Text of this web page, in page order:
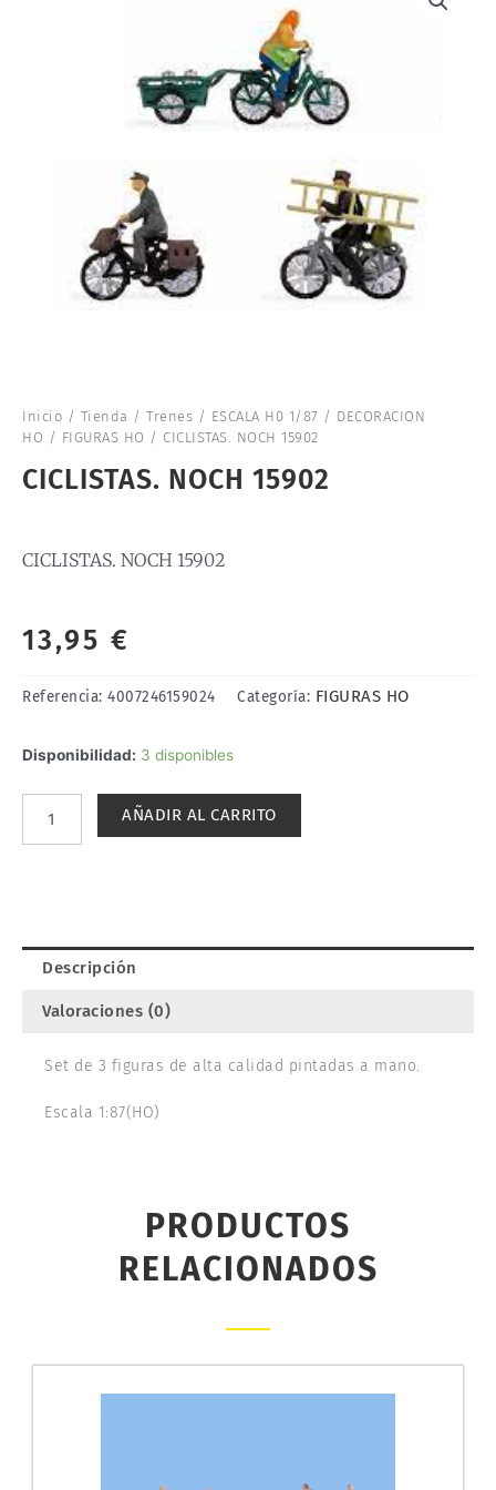
Inicio / Tienda / Trenes / ESCALA H0 1/87 / DECORACION
HO / FIGURAS HO / CICLISTAS. NOCH 15902
CICLISTAS. NOCH 15902
CICLISTAS. NOCH 15902
13,95 €
Referencia: 4007246159024 Categoría: FIGURAS HO
Disponibilidad: 3 disponibles
CICLISTAS.
cantidad
AÑADIR AL CARRITO
Descripción
Valoraciones (0)
Set de 3 figuras de alta calidad pintadas a mano.
Escala 1:87(HO)
PRODUCTOS
RELACIONADOS